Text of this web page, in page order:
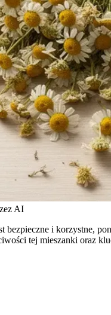
AI
i korzystne,
tej mieszanki oraz